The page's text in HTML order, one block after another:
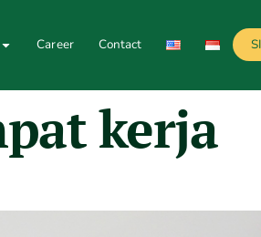
Career Contact
kerja